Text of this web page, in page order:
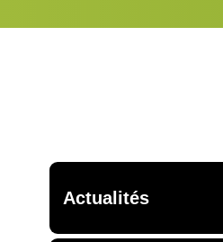
Actualités